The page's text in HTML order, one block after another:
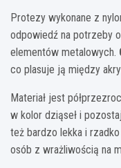
Protezy wykonane z
odpowiedź na potrzeby
elementów metalowych.
co plasuje ją między
Materiał jest
w kolor dziąseł i
też bardzo lekka i
osób z wrażliwością na